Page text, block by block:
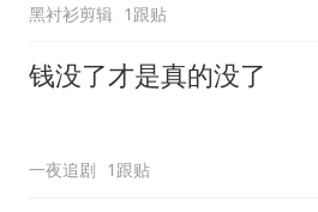
黑衬衫剪辑 1跟贴
钱没了才是真的没了
一夜追剧 1跟贴